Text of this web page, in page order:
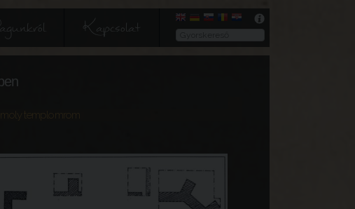
Kapcsolat
templomrom